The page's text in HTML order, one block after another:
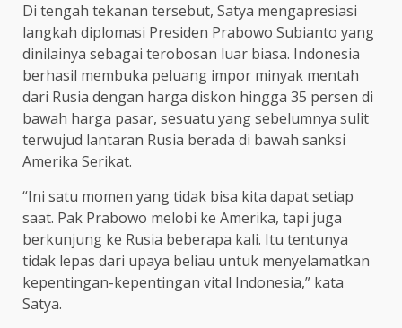
Di tengah tekanan tersebut, Satya mengapresiasi
langkah diplomasi Presiden Prabowo Subianto yang
dinilainya sebagai terobosan luar biasa. Indonesia
berhasil membuka peluang impor minyak mentah
dari Rusia dengan harga diskon hingga 35 persen di
bawah harga pasar, sesuatu yang sebelumnya sulit
terwujud lantaran Rusia berada di bawah sanksi
Amerika Serikat.
“Ini satu momen yang tidak bisa kita dapat setiap
saat. Pak Prabowo melobi ke Amerika, tapi juga
berkunjung ke Rusia beberapa kali. Itu tentunya
tidak lepas dari upaya beliau untuk menyelamatkan
kepentingan-kepentingan vital Indonesia,” kata
Satya.